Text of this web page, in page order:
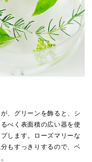
、グリーンを飾ると、シ
べく表面積の広い器を使
します。ローズマリーな
もすっきりするので、ベ